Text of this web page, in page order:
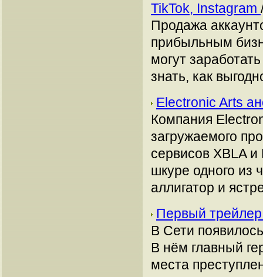
TikTok, Instagram
Продажа
прибыльным
могут
знать, как
Electronic Arts
Компания
загружаемого
сервисов XBLA и
шкуре одного из
аллигатор и
Первый
В Сети
В нём главный
места